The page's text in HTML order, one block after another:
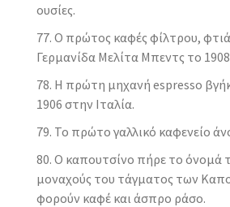
ουσίες.
Ο πρώτος καφές φίλτρου,
Γερμανίδα Μελίτα Μπεντς το
Η πρώτη μηχανή espresso
1906 στην Ιταλία.
Το πρώτο γαλλικό καφενείο
Ο καπουτσίνο πήρε το όνομά
μοναχούς του τάγματος των
φορούν καφέ και άσπρο ράσο.